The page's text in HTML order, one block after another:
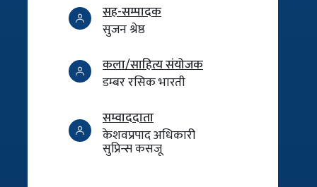
सह-सम्पादक
सुजन श्रेष्ठ
कला/साहित्य संयोजक
डम्बर रसिक भारती
सम्वाददाता
केशवप्रपाद अधिकारी
सुप्रिन्स कसजू